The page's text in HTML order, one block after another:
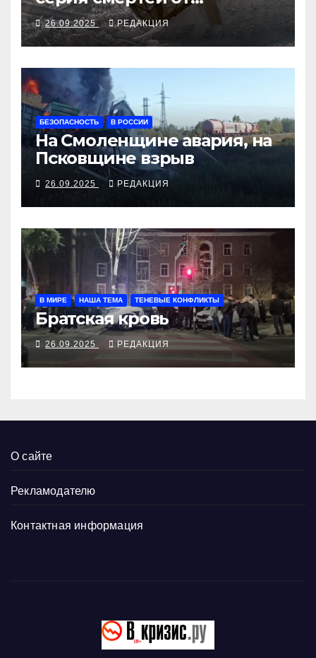
алкосуррогата
26.09.2025 РЕДАКЦИЯ
БЕЗОПАСНОСТЬ В РОССИИ
На Смоленщине авария, на
Псковщине взрыв
26.09.2025 РЕДАКЦИЯ
В МИРЕ НАША ТЕМА ТЕНЕВЫЕ КОНФЛИКТЫ
Братская кровь
26.09.2025 РЕДАКЦИЯ
О сайте
Рекламодателю
Контактная информация